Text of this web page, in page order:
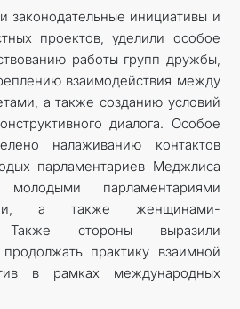
законодательные инициативы и
проектов, уделили особое
работы групп дружбы,
взаимодействия между
а также созданию условий
диалога. Особое
налаживанию контактов
парламентариев Меджлиса
парламентариями
а также женщинами-
Также стороны выразили
практику взаимной
в рамках международных